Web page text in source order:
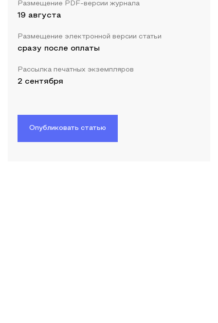
Размещение PDF-версии журнала
19 августа
Размещение электронной версии статьи
сразу после оплаты
Рассылка печатных экземпляров
2 сентября
Опубликовать статью